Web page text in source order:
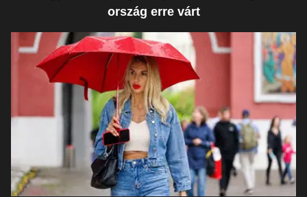
ország erre várt